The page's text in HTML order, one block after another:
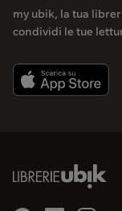
my ubik, la tua
condividi le tue